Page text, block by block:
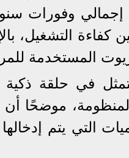
وفورات
كفاءة التشغيل،
في حلقة
موضحًا
التي يتم